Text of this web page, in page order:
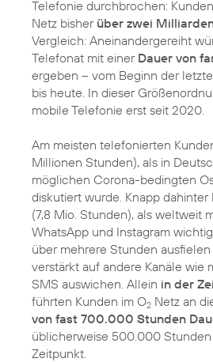
Telefonie durchbrochen:
Netz bisher über zwei
Vergleich: Aneinandergereiht
Telefonat mit einer Dauer von
ergeben – vom Beginn der
bis heute. In dieser
mobile Telefonie erst seit 2020.
Am meisten telefonierten
Millionen Stunden), als in
möglichen Corona-bedingten
diskutiert wurde. Knapp
(7,8 Mio. Stunden), als weltweit
WhatsApp und Instagram
über mehrere Stunden
verstärkt auf andere Kanäle wie
SMS auswichen. Allein in der
führten Kunden im O2 Netz an
von fast 700.000 Stunden
üblicherweise 500.000
Zeitpunkt.